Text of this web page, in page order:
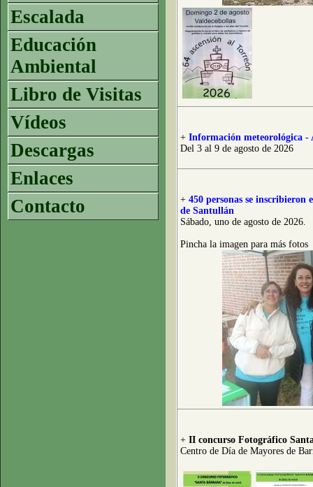
Escalada
Educación
Ambiental
Libro de Visitas
Vídeos
Descargas
Enlaces
Contacto
+ Información meteorológica -
Del 3 al 9 de agosto de 2026
+ 450 personas se
de Santullán
Sábado, uno de agosto de 2026.
Pincha la imagen para más fotos
+ II concurso Fotográfico
Centro de Día de Mayores de